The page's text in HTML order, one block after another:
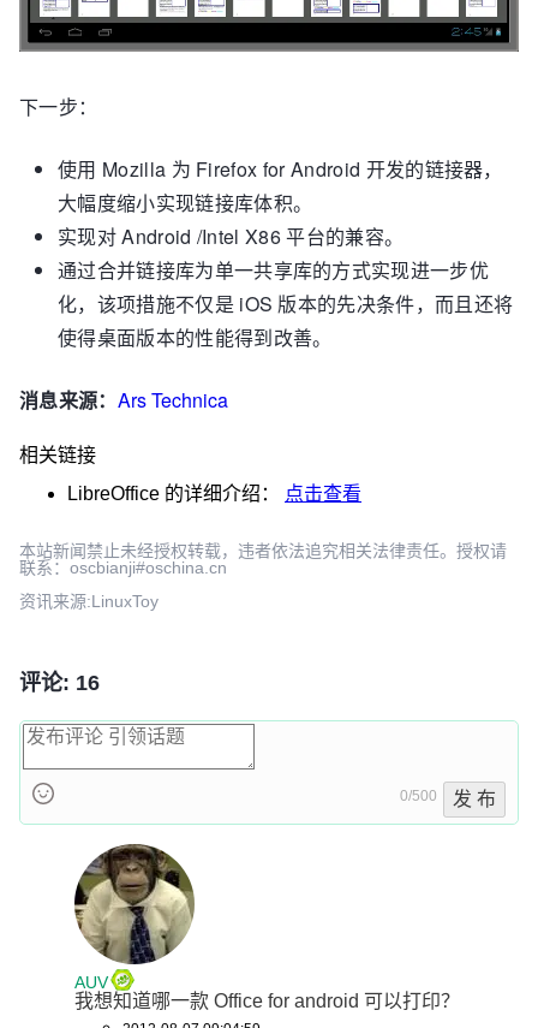
下一步：
使用 Mozilla 为 Firefox for Android 开发的链接器，
大幅度缩小实现链接库体积。
实现对 Android /Intel X86 平台的兼容。
通过合并链接库为单一共享库的方式实现进一步优
化，该项措施不仅是 iOS 版本的先决条件，而且还将
使得桌面版本的性能得到改善。
消息来源： Ars Technica
相关链接
LibreOffice 的详细介绍： 点击查看
本站新闻禁止未经授权转载，违者依法追究相关法律责任。授权请
联系：oscbianji#oschina.cn
资讯来源:LinuxToy
评论: 16
0/500 发 布
AUV
我想知道哪一款 Office for android 可以打印？